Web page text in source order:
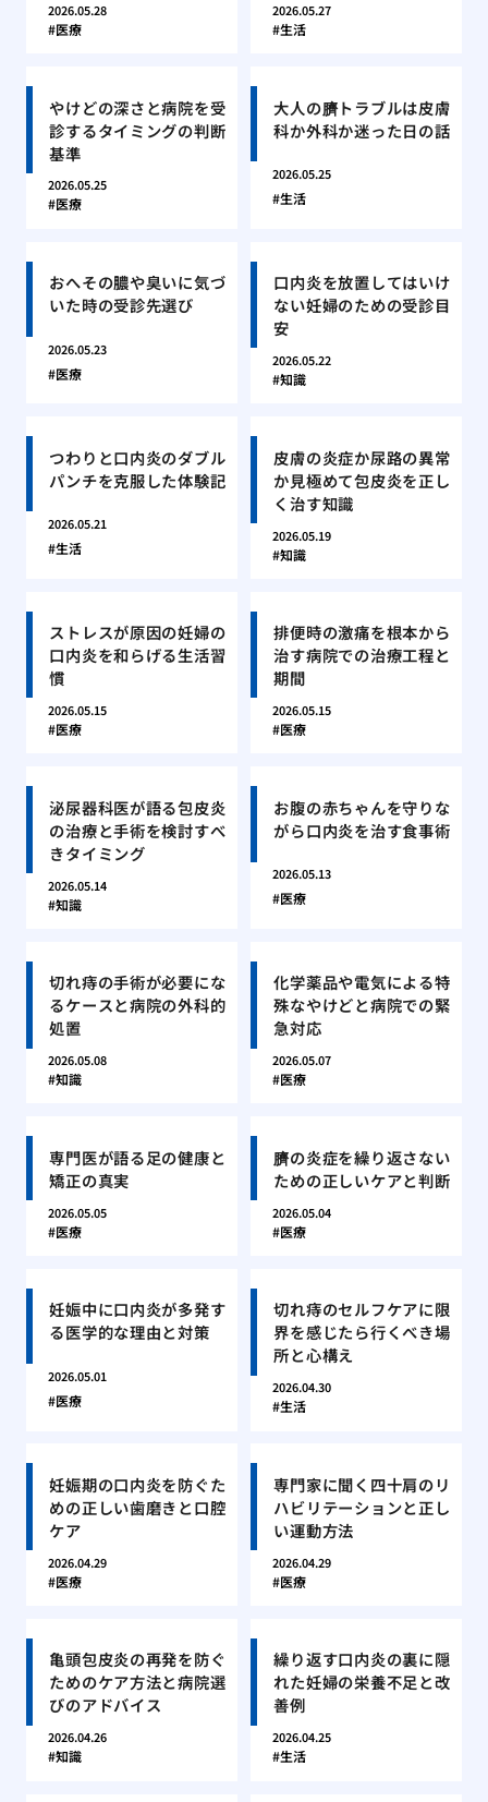
2026.05.28
医療
2026.05.27
生活
やけどの深さと病院を受
診するタイミングの判断
基準
2026.05.25
医療
大人の臍トラブルは皮膚
科か外科か迷った日の話
2026.05.25
生活
おへその膿や臭いに気づ
いた時の受診先選び
2026.05.23
医療
口内炎を放置してはいけ
ない妊婦のための受診目
安
2026.05.22
知識
つわりと口内炎のダブル
パンチを克服した体験記
2026.05.21
生活
皮膚の炎症か尿路の異常
か見極めて包皮炎を正し
く治す知識
2026.05.19
知識
ストレスが原因の妊婦の
口内炎を和らげる生活習
慣
2026.05.15
医療
排便時の激痛を根本から
治す病院での治療工程と
期間
2026.05.15
医療
泌尿器科医が語る包皮炎
の治療と手術を検討すべ
きタイミング
2026.05.14
知識
お腹の赤ちゃんを守りな
がら口内炎を治す食事術
2026.05.13
医療
切れ痔の手術が必要にな
るケースと病院の外科的
処置
2026.05.08
知識
化学薬品や電気による特
殊なやけどと病院での緊
急対応
2026.05.07
医療
専門医が語る足の健康と
矯正の真実
2026.05.05
医療
臍の炎症を繰り返さない
ための正しいケアと判断
2026.05.04
医療
妊娠中に口内炎が多発す
る医学的な理由と対策
2026.05.01
医療
切れ痔のセルフケアに限
界を感じたら行くべき場
所と心構え
2026.04.30
生活
妊娠期の口内炎を防ぐた
めの正しい歯磨きと口腔
ケア
2026.04.29
医療
専門家に聞く四十肩のリ
ハビリテーションと正し
い運動方法
2026.04.29
医療
亀頭包皮炎の再発を防ぐ
ためのケア方法と病院選
びのアドバイス
2026.04.26
知識
繰り返す口内炎の裏に隠
れた妊婦の栄養不足と改
善例
2026.04.25
生活